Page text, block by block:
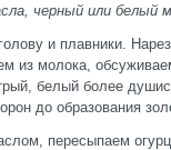
черный или белый
и плавники.
из молока,
белый более
до образования
пересыпаем